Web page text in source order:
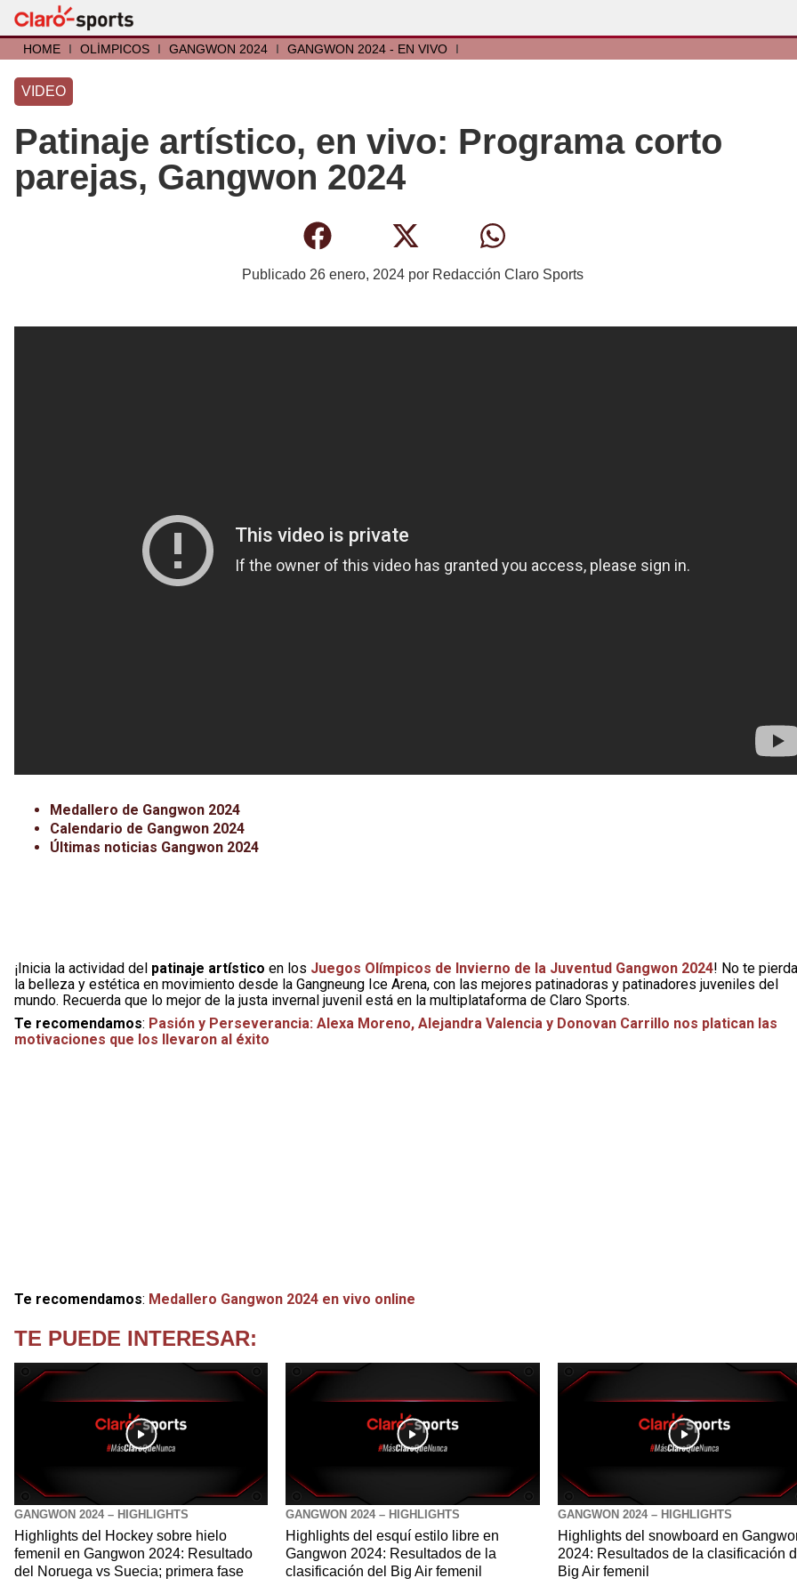
HOME I OLÍMPICOS I GANGWON 2024 I GANGWON 2024 - EN VIVO I
VIDEO
Patinaje artístico, en vivo: Programa corto
parejas, Gangwon 2024
Publicado 26 enero, 2024 por Redacción Claro Sports
Medallero de Gangwon 2024
Calendario de Gangwon 2024
Últimas noticias Gangwon 2024
¡Inicia la actividad del patinaje artístico en los Juegos Olímpicos de Invierno de la Juventud Gangwon 2024! No te
la belleza y estética en movimiento desde la Gangneung Ice Arena, con las mejores patinadoras y patinadores juveniles del
mundo. Recuerda que lo mejor de la justa invernal juvenil está en la multiplataforma de Claro Sports.
Te recomendamos: Pasión y Perseverancia: Alexa Moreno, Alejandra Valencia y Donovan Carrillo nos platican las
motivaciones que los llevaron al éxito
Te recomendamos: Medallero Gangwon 2024 en vivo online
TE PUEDE INTERESAR:
GANGWON 2024 – HIGHLIGHTS
Highlights del Hockey sobre hielo
femenil en Gangwon 2024: Resultado
del Noruega vs Suecia; primera fase
GANGWON 2024 – HIGHLIGHTS
Highlights del esquí estilo libre en
Gangwon 2024: Resultados de la
clasificación del Big Air femenil
GANGWON 2024 – HIGHLIGHTS
Highlights del snowboard en
2024: Resultados de la clasificación
Big Air femenil